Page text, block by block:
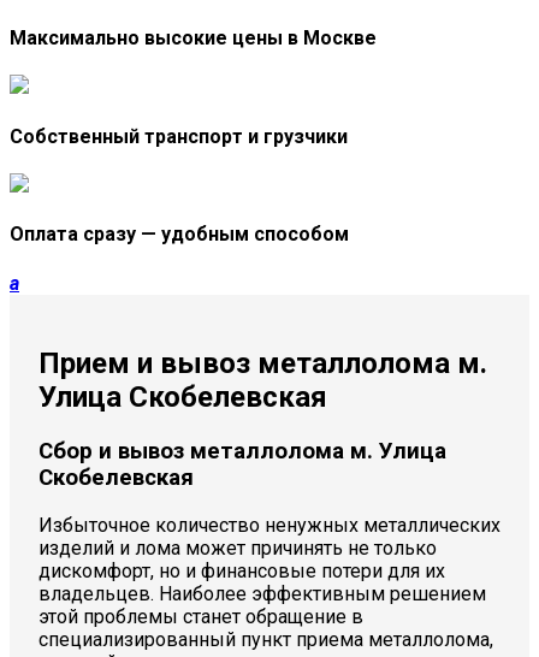
Максимально высокие цены в Москве
Собственный транспорт и грузчики
Оплата сразу — удобным способом
a
Прием и вывоз металлолома м.
Улица Скобелевская
Сбор и вывоз металлолома м. Улица
Скобелевская
Избыточное количество ненужных металлических
изделий и лома может причинять не только
дискомфорт, но и финансовые потери для их
владельцев. Наиболее эффективным решением
этой проблемы станет обращение в
специализированный пункт приема металлолома,